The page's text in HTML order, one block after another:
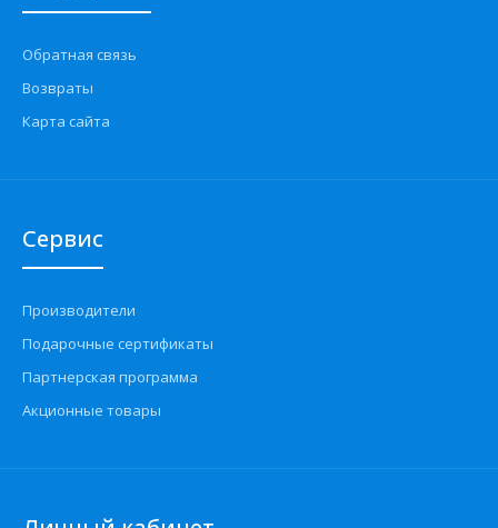
Обратная связь
Возвраты
Карта сайта
Сервис
Производители
Подарочные сертификаты
Партнерская программа
Акционные товары